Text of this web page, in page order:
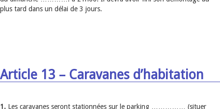
plus tard dans un délai de 3 jours.
Article 13 – Caravanes d’habitation
1. Les caravanes seront stationnées sur le parking …………… (situer